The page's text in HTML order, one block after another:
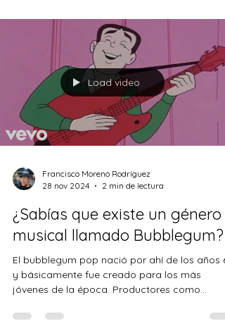
Load video
28 nov 2024
2 min de lectura
¿Sabías que existe un género
musical llamado Bubblegum?
El bubblegum pop nació por ahí de los años
jóvenes de la época. Productores como